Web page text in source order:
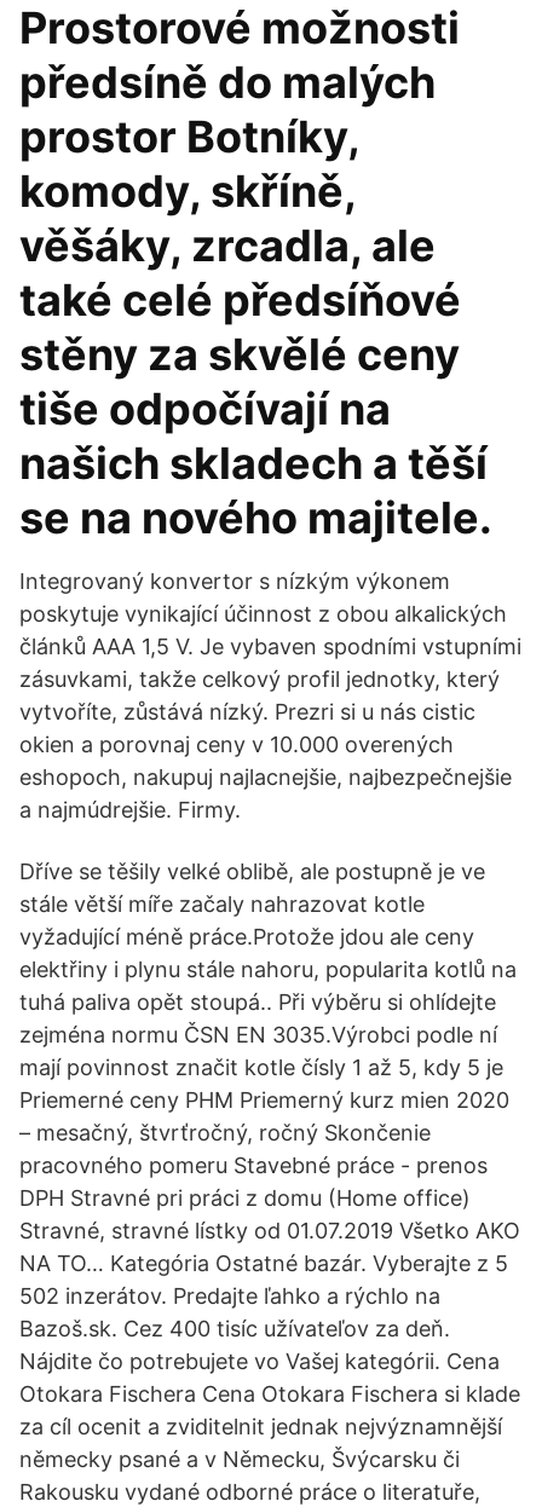
Prostorové možnosti
předsíně do malých
prostor Botníky,
komody, skříně,
věšáky, zrcadla, ale
také celé předsíňové
stěny za skvělé ceny
tiše odpočívají na
našich skladech a těší
se na nového majitele.
Integrovaný konvertor s nízkým výkonem
poskytuje vynikající účinnost z obou alkalických
článků AAA 1,5 V. Je vybaven spodními vstupními
zásuvkami, takže celkový profil jednotky, který
vytvoříte, zůstává nízký. Prezri si u nás cistic
okien a porovnaj ceny v 10.000 overených
eshopoch, nakupuj najlacnejšie, najbezpečnejšie
a najmúdrejšie. Firmy.
Dříve se těšily velké oblibě, ale postupně je ve
stále větší míře začaly nahrazovat kotle
vyžadující méně práce.Protože jdou ale ceny
elektřiny i plynu stále nahoru, popularita kotlů na
tuhá paliva opět stoupá.. Při výběru si ohlídejte
zejména normu ČSN EN 3035.Výrobci podle ní
mají povinnost značit kotle čísly 1 až 5, kdy 5 je
Priemerné ceny PHM Priemerný kurz mien 2020
– mesačný, štvrťročný, ročný Skončenie
pracovného pomeru Stavebné práce - prenos
DPH Stravné pri práci z domu (Home office)
Stravné, stravné lístky od 01.07.2019 Všetko AKO
NA TO… Kategória Ostatné bazár. Vyberajte z 5
502 inzerátov. Predajte ľahko a rýchlo na
Bazoš.sk. Cez 400 tisíc užívateľov za deň.
Nájdite čo potrebujete vo Vašej kategórii. Cena
Otokara Fischera Cena Otokara Fischera si klade
za cíl ocenit a zviditelnit jednak nejvýznamnější
německy psané a v Německu, Švýcarsku či
Rakousku vydané odborné práce o literatuře,